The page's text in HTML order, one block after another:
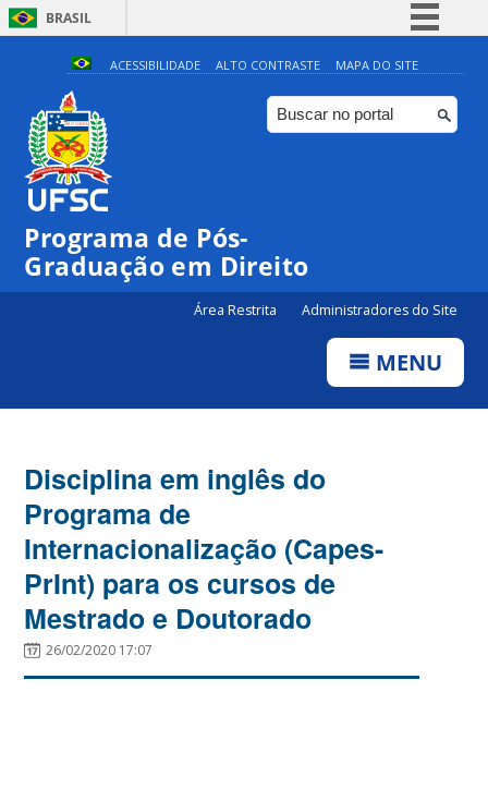
BRASIL
Simplifique!
Comunica BR
Participe
ACESSIBILIDADE ALTO CONTRASTE MAPA DO SITE
Programa de Pós-
Graduação em Direito
Área Restrita Administradores do Site
MENU
Disciplina em inglês do
Programa de
Internacionalização (Capes-
PrInt) para os cursos de
Mestrado e Doutorado
26/02/2020 17:07